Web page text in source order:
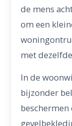
de mens
om een
met
In de
bijzonder
beschermen